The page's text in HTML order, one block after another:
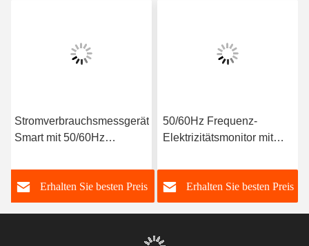
Stromverbrauchsmessgerät
Smart mit 50/60Hz
Erhalten Sie besten Preis
50/60Hz Frequenz-
Elektrizitätsmonitor mit
RS485 Modbus-
Kommunikation
Erhalten Sie besten Preis